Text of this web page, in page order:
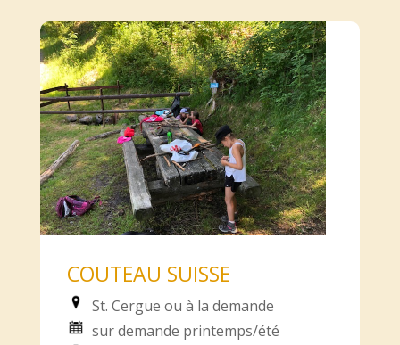
COUTEAU SUISSE
St. Cergue ou à la demande
sur demande printemps/été